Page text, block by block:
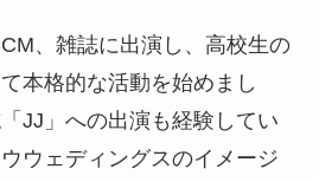
、雑誌に出演し、高校生の
本格的な活動を始めまし
JJ」への出演も経験してい
ウェディングスのイメージ